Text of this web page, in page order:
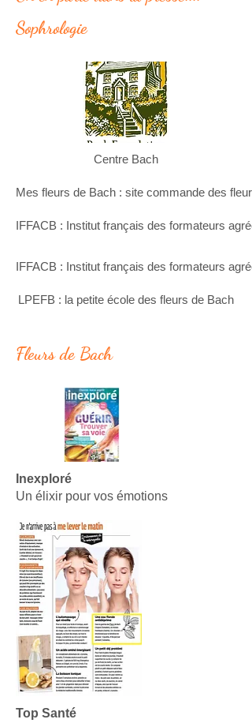
Sophrologie
Centre Bach
Mes fleurs de Bach : site commande des
IFFACB : Institut français des formateurs
IFFACB : Institut français des formateurs
LPEFB : la petite école des fleurs de Bach
Fleurs de Bach
Inexploré
Un élixir pour vos émotions
Top Santé